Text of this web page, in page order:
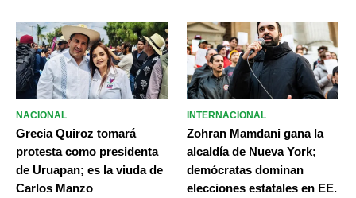
NACIONAL
Grecia Quiroz tomará
protesta como presidenta
de Uruapan; es la viuda de
Carlos Manzo
INTERNACIONAL
Zohran Mamdani gana la
alcaldía de Nueva York;
demócratas dominan
elecciones estatales en EE.